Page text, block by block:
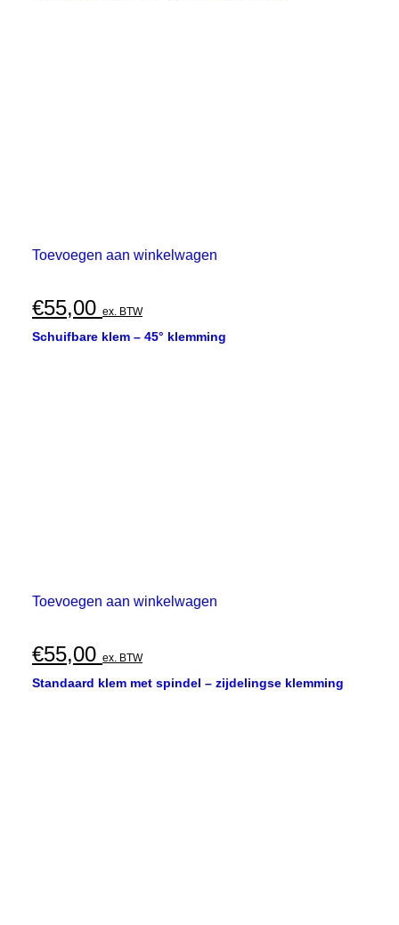
Toevoegen aan winkelwagen
€55,00 ex. BTW
Schuifbare klem – 45° klemming
Toevoegen aan winkelwagen
€55,00 ex. BTW
Standaard klem met spindel – zijdelingse klemming